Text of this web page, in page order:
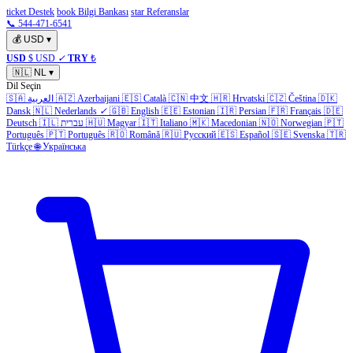
ticket Destek book Bilgi Bankası star Referanslar
📞 544-471-6541
💰 USD ▾
USD $ USD ✓ TRY ₺
🇳🇱 NL ▾
Dil Seçin
🇸🇦 العربية 🇦🇿 Azerbaijani 🇪🇸 Català 🇨🇳 中文 🇭🇷 Hrvatski 🇨🇿 Čeština 🇩🇰
Dansk 🇳🇱 Nederlands ✓ 🇬🇧 English 🇪🇪 Estonian 🇮🇷 Persian 🇫🇷 Français 🇩🇪
Deutsch 🇮🇱 עברית 🇭🇺 Magyar 🇮🇹 Italiano 🇲🇰 Macedonian 🇳🇴 Norwegian 🇵🇹
Português 🇵🇹 Português 🇷🇴 Română 🇷🇺 Русский 🇪🇸 Español 🇸🇪 Svenska 🇹🇷
Türkçe 🌐 Українська